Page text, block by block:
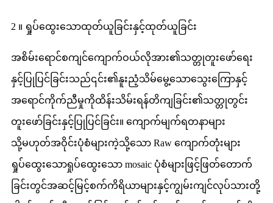
2 ။ ရှုပ်ထွေးသောထုတ်ယူခြင်းနှင့်ထုတ်ယူခြင်း
အစိမ်းရောင်စကျင်ကျောက်ဝယ်လိုအား၏သတ္တုတူးဖော်ရေး
နှင့်ပြုပြင်ခြင်းသည်၎င်း၏နူးညံ့သိမ်မွေ့သောသွေးကြောနှင့်
အရောင်ကိုက်ညီမှုကိုထိန်းသိမ်းရန်တိကျခြင်း၏သတ္တုတွင်း
တူးဖော်ခြင်းနှင့်ပြုပြင်ခြင်း။ ကျောက်မျက်ရတနာများ
သို့မဟုတ်အဝိုင်းပုံစံများကဲ့သို့သော Raw ကျောက်တုံးများ
ရှုပ်ထွေးသောရှုပ်ထွေးသော mosaic ပုံစံများဖြင့်ဖြတ်တောက်
ခြင်းတွင်အဆင့်မြင့်စက်ကိရိယာများနှင့်ကျွမ်းကျင်လုပ်သားတို့